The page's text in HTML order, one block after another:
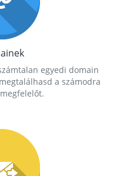
egyedi domain
a számodra